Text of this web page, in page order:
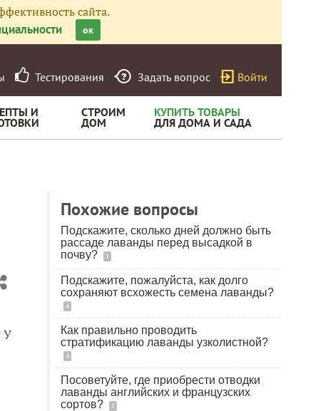
сайта.
ок
Тестирования Задать вопрос Войти
И СТРОИМ
ДОМ
КУПИТЬ ТОВАРЫ
ДЛЯ ДОМА И САДА
У
Похожие вопросы
Подскажите, сколько дней должно быть
рассаде лаванды перед высадкой в
почву?
1
Подскажите, пожалуйста, как долго
сохраняют всхожесть семена лаванды?
4
Как правильно проводить
стратификацию лаванды узколистной?
4
Посоветуйте, где приобрести отводки
лаванды английских и французских
сортов?
1